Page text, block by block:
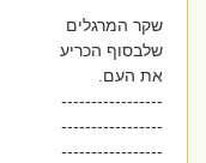
שקר המרגלים
שלבסוף הכריע
את העם.
-----------------
-----------------
-----------------